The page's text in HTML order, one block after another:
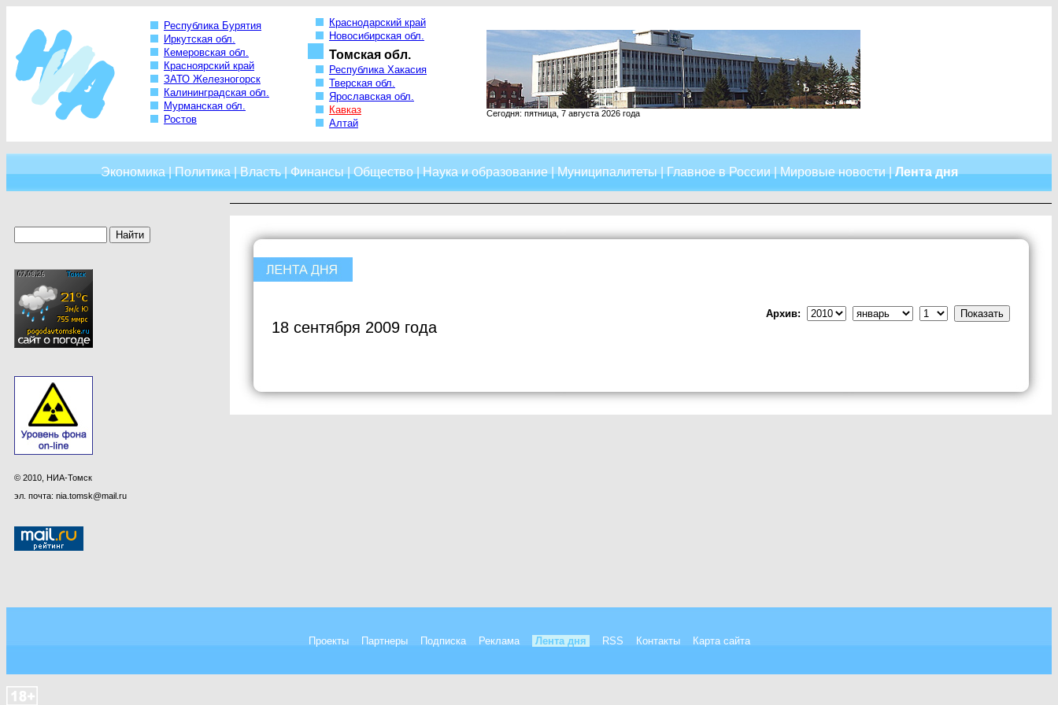
Республика Бурятия
Иркутская обл.
Кемеровская обл.
Красноярский край
ЗАТО Железногорск
Калининградская обл.
Мурманская обл.
Ростов
Краснодарский край
Новосибирская обл.
Томская обл.
Республика Хакасия
Тверская обл.
Ярославская обл.
Кавказ
Алтай
Сегодня: пятница, 7 августа 2026 года
Экономика|Политика|Власть|Финансы|Общество|Наука и образование|Муниципалитеты|Главное в России|Мировые новости|Лента дня
© 2010, НИА-Томск
эл. почта: nia.tomsk@mail.ru
18 сентября 2009 года
Архив:
Проекты Партнеры Подписка Реклама Лента дня RSS Контакты Карта сайта